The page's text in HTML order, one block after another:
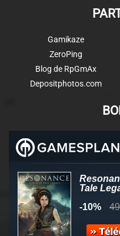
Gamikaze
ZeroPing
Blog de RpGmAx
Depositphotos.com